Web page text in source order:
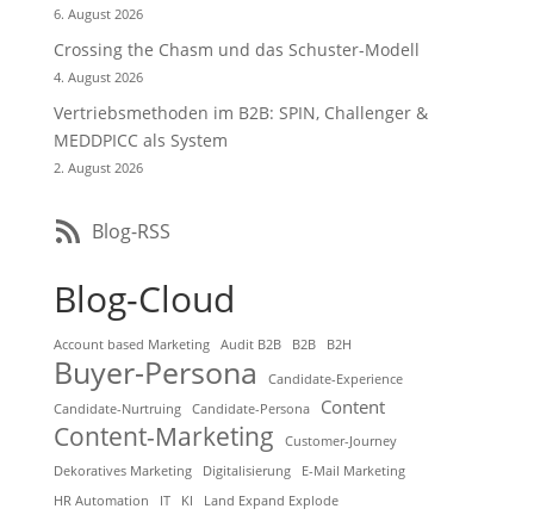
6. August 2026
Crossing the Chasm und das Schuster-Modell
4. August 2026
Vertriebsmethoden im B2B: SPIN, Challenger &
MEDDPICC als System
2. August 2026
Blog-RSS
Blog-Cloud
Account based Marketing Audit B2B B2B B2H
Buyer-Persona
Candidate-Experience
Candidate-Nurtruing
Candidate-Persona Content
Content-Marketing
Customer-Journey
Dekoratives Marketing
Digitalisierung
E-Mail Marketing
HR Automation
IT KI Land Expand Explode